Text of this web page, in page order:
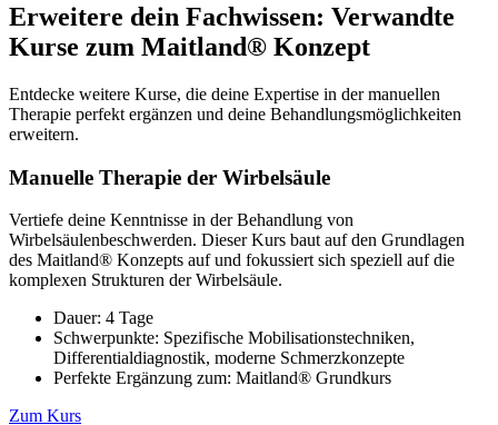
Erweitere dein Fachwissen: Verwandte
Kurse zum Maitland® Konzept
Entdecke weitere Kurse, die deine Expertise in der manuellen
Therapie perfekt ergänzen und deine Behandlungsmöglichkeiten
erweitern.
Manuelle Therapie der Wirbelsäule
Vertiefe deine Kenntnisse in der Behandlung von
Wirbelsäulenbeschwerden. Dieser Kurs baut auf den Grundlagen
des Maitland® Konzepts auf und fokussiert sich speziell auf die
komplexen Strukturen der Wirbelsäule.
Dauer: 4 Tage
Schwerpunkte: Spezifische Mobilisationstechniken,
Differentialdiagnostik, moderne Schmerzkonzepte
Perfekte Ergänzung zum: Maitland® Grundkurs
Zum Kurs